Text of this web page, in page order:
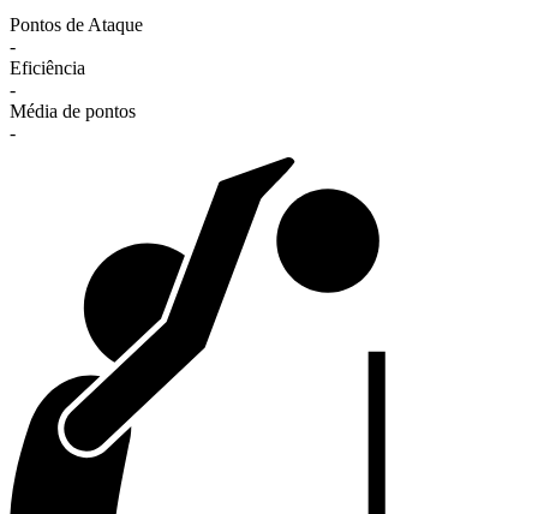
Pontos de Ataque
-
Eficiência
-
Média de pontos
-